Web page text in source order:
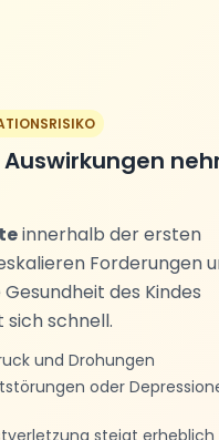
innerhalb der ersten
Forderungen
des Kindes
schnell.
und Drohungen
oder
steigt erheblich